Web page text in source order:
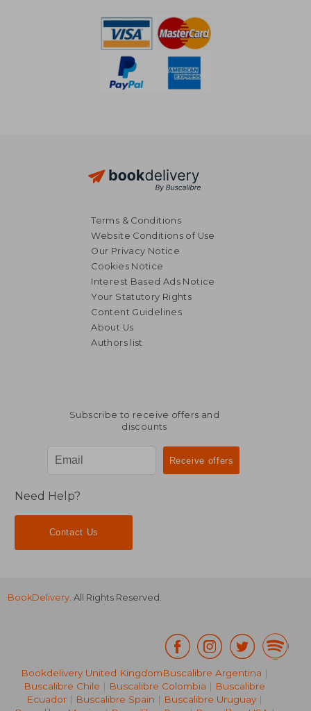
Terms & Conditions
Website Conditions of Use
Our Privacy Notice
Cookies Notice
Interest Based Ads Notice
Your Statutory Rights
Content Guidelines
About Us
Authors list
Subscribe to receive offers and
discounts
Need Help?
Contact Us
BookDelivery . All Rights Reserved.
Bookdelivery United KingdomBuscalibre Argentina |
Buscalibre Chile | Buscalibre Colombia | Buscalibre
Ecuador | Buscalibre Spain | Buscalibre Uruguay |